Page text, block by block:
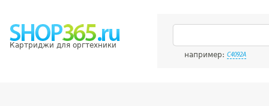
Картриджи для оргтехники
например: C4092A